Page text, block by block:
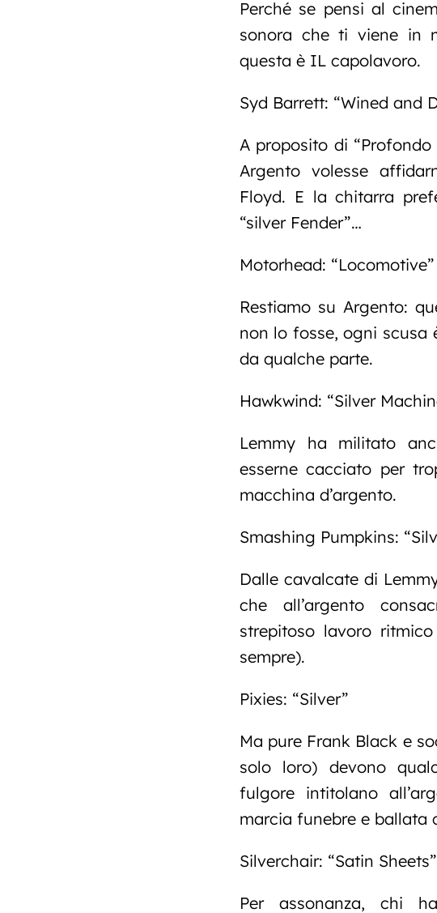
Perché se pensi al
sonora che ti viene in
questa è IL capolavoro.
Syd Barrett: “Wined and
A proposito di
Argento volesse
Floyd. E la chitarra
“silver Fender”…
Motorhead: “Locomotive”
Restiamo su Argento:
non lo fosse, ogni scusa
da qualche parte.
Hawkwind: “Silver
Lemmy ha militato
esserne cacciato per
macchina d’argento.
Smashing Pumpkins:
Dalle cavalcate di
che all’argento
strepitoso lavoro
sempre).
Pixies: “Silver”
Ma pure Frank Black e
solo loro) devono
fulgore intitolano
marcia funebre e ballata
Silverchair: “Satin Sheets”
Per assonanza, chi